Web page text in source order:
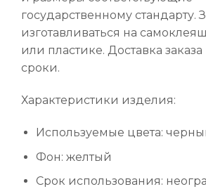
государственному стандарту.
изготавливаться на
или пластике. Доставка
сроки.
Характеристики изделия:
Используемые цвета:
Фон: желтый
Срок использования: